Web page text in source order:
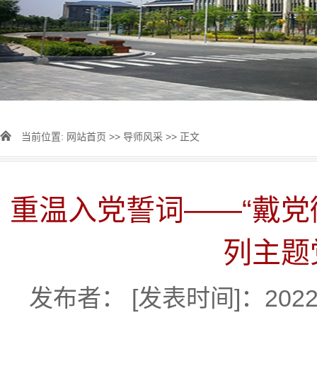
当前位置: 网站首页 >> 导师风采 >> 正文
重温入党誓词——“戴党
列主
发布者： [发表时间]：